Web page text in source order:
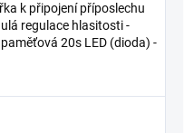
k připojení příposlechu
regulace hlasitosti -
20s LED (dioda) -